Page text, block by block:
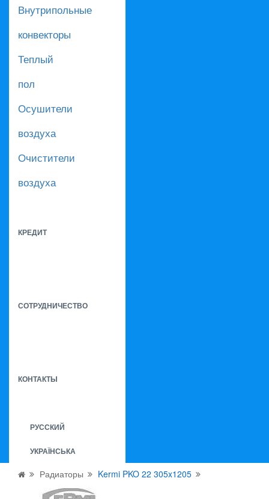
Внутрипольные
конвекторы
Теплый
пол
Осушители
воздуха
Очистители
воздуха
КРЕДИТ
СОТРУДНИЧЕСТВО
КОНТАКТЫ
РУССКИЙ
УКРАЇНСЬКА
Радиаторы Kermi PKO 22 305x1205